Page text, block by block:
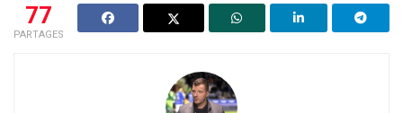
77
PARTAGES